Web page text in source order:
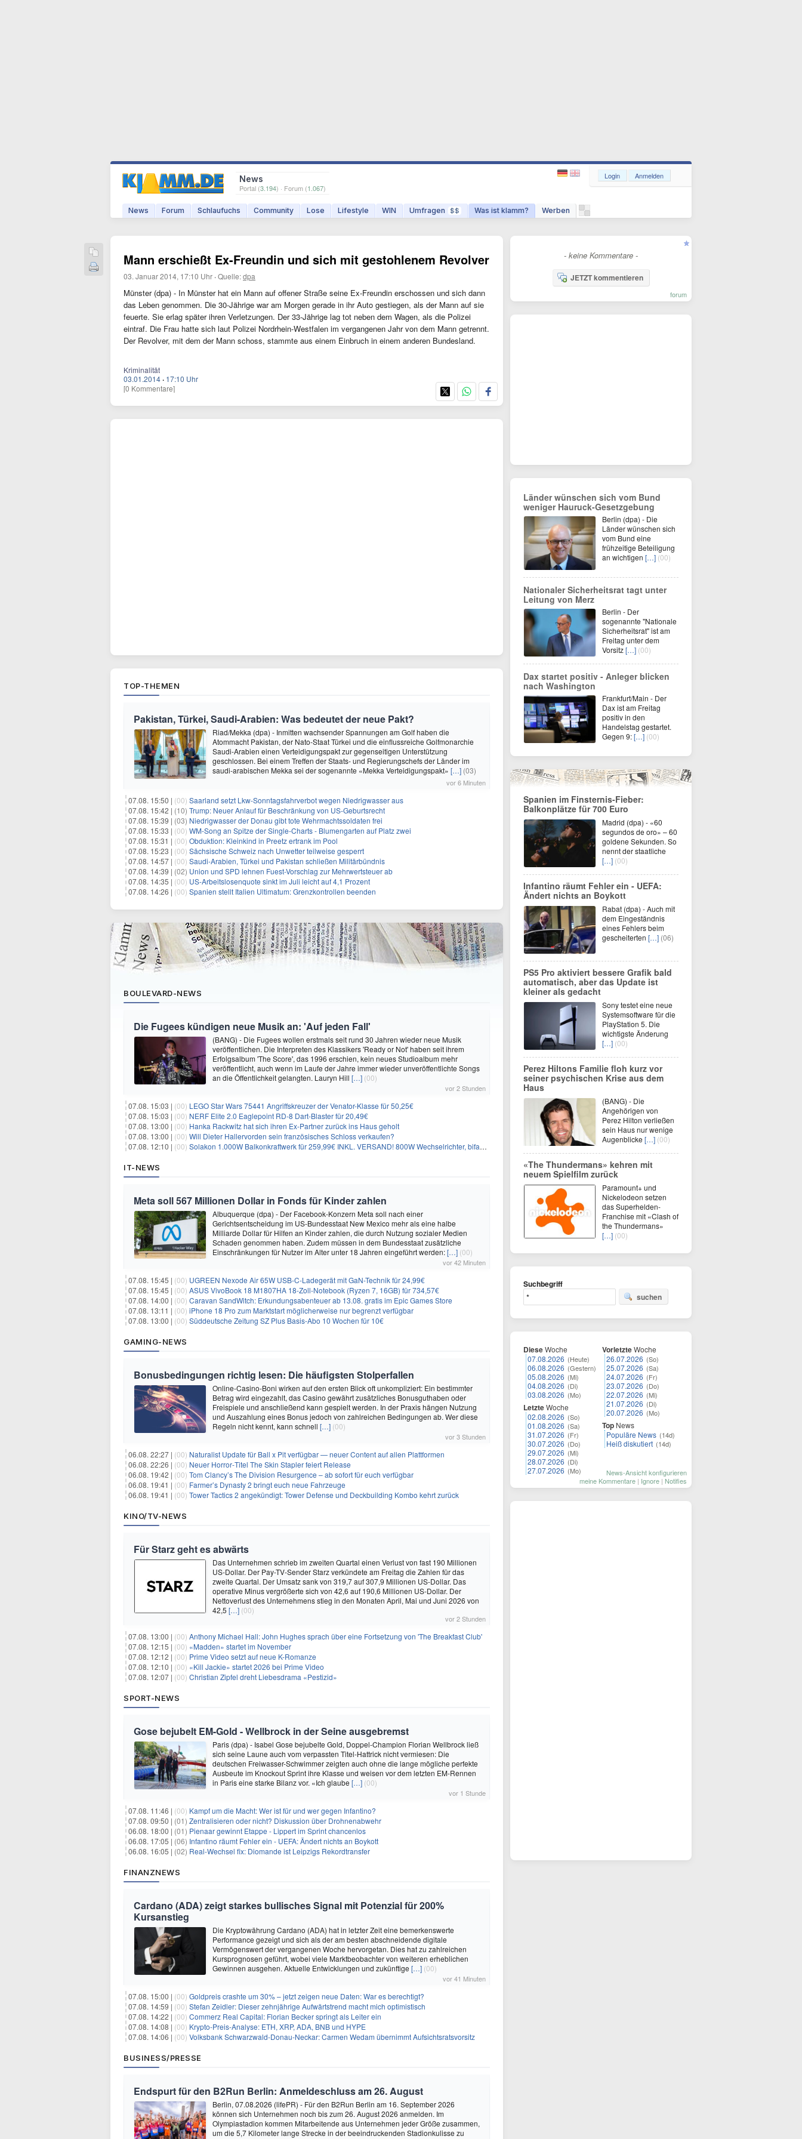
News
Portal (3.194) · Forum (1.067)
News Forum Schlaufuchs Community Lose Lifestyle WIN Umfragen $$ Was ist klamm? Werben
Login Anmelden
Mann erschießt Ex-Freundin und sich mit gestohlenem Revolver
03. Januar 2014, 17:10 Uhr ·Quelle:dpa
Münster (dpa) - In Münster hat ein Mann auf offener Straße seine Ex-Freundin erschossen und sich dann
das Leben genommen. Die 30-Jährige war am Morgen gerade in ihr Auto gestiegen, als der Mann auf sie
feuerte. Sie erlag später ihren Verletzungen. Der 33-Jährige lag tot neben dem Wagen, als die Polizei
eintraf. Die Frau hatte sich laut Polizei Nordrhein-Westfalen im vergangenen Jahr von dem Mann getrennt.
Der Revolver, mit dem der Mann schoss, stammte aus einem Einbruch in einem anderen Bundesland.
Kriminalität
03.01.2014 · 17:10 Uhr
[0 Kommentare]
TOP-THEMEN
Pakistan, Türkei, Saudi-Arabien: Was bedeutet der neue Pakt?
Riad/Mekka (dpa) - Inmitten wachsender Spannungen am Golf haben die
Atommacht Pakistan, der Nato-Staat Türkei und die einflussreiche Golfmonarchie
Saudi-Arabien einen Verteidigungspakt zur gegenseitigen Unterstützung
geschlossen. Bei einem Treffen der Staats- und Regierungschefs der Länder im
saudi-arabischen Mekka sei der sogenannte «Mekka Verteidigungspakt» […] (03)
vor 6 Minuten
07.08. 15:50 | (00) Saarland setzt Lkw-Sonntagsfahrverbot wegen Niedrigwasser aus
07.08. 15:42 | (10) Trump: Neuer Anlauf für Beschränkung von US-Geburtsrecht
07.08. 15:39 | (03) Niedrigwasser der Donau gibt tote Wehrmachtssoldaten frei
07.08. 15:33 | (00) WM-Song an Spitze der Single-Charts - Blumengarten auf Platz zwei
07.08. 15:31 | (00) Obduktion: Kleinkind in Preetz ertrank im Pool
07.08. 15:23 | (00) Sächsische Schweiz nach Unwetter teilweise gesperrt
07.08. 14:57 | (00) Saudi-Arabien, Türkei und Pakistan schließen Militärbündnis
07.08. 14:39 | (02) Union und SPD lehnen Fuest-Vorschlag zur Mehrwertsteuer ab
07.08. 14:35 | (00) US-Arbeitslosenquote sinkt im Juli leicht auf 4,1 Prozent
07.08. 14:26 | (00) Spanien stellt Italien Ultimatum: Grenzkontrollen beenden
BOULEVARD-NEWS
Die Fugees kündigen neue Musik an: 'Auf jeden Fall'
(BANG) - Die Fugees wollen erstmals seit rund 30 Jahren wieder neue Musik
veröffentlichen. Die Interpreten des Klassikers 'Ready or Not' haben seit ihrem
Erfolgsalbum 'The Score', das 1996 erschien, kein neues Studioalbum mehr
veröffentlicht, auch wenn im Laufe der Jahre immer wieder unveröffentlichte Songs
an die Öffentlichkeit gelangten. Lauryn Hill […] (00)
vor 2 Stunden
07.08. 15:03 | (00) LEGO Star Wars 75441 Angriffskreuzer der Venator-Klasse für 50,25€
07.08. 15:03 | (00) NERF Elite 2.0 Eaglepoint RD-8 Dart-Blaster für 20,49€
07.08. 13:00 | (00) Hanka Rackwitz hat sich ihren Ex-Partner zurück ins Haus geholt
07.08. 13:00 | (00) Will Dieter Hallervorden sein französisches Schloss verkaufen?
07.08. 12:10 | (00) Solakon 1.000W Balkonkraftwerk für 259,99€ INKL. VERSAND! 800W Wechselrichter, bifazial
IT-NEWS
Meta soll 567 Millionen Dollar in Fonds für Kinder zahlen
Albuquerque (dpa) - Der Facebook-Konzern Meta soll nach einer
Gerichtsentscheidung im US-Bundesstaat New Mexico mehr als eine halbe
Milliarde Dollar für Hilfen an Kinder zahlen, die durch Nutzung sozialer Medien
Schaden genommen haben. Zudem müssen in dem Bundesstaat zusätzliche
Einschränkungen für Nutzer im Alter unter 18 Jahren eingeführt werden:[…] (00)
vor 42 Minuten
07.08. 15:45 | (00) UGREEN Nexode Air 65W USB-C-Ladegerät mit GaN-Technik für 24,99€
07.08. 15:45 | (00) ASUS VivoBook 18 M1807HA 18-Zoll-Notebook (Ryzen 7, 16GB) für 734,57€
07.08. 14:00 | (00) Caravan SandWitch: Erkundungsabenteuer ab 13.08. gratis im Epic Games Store
07.08. 13:11 | (00) iPhone 18 Pro zum Marktstart möglicherweise nur begrenzt verfügbar
07.08. 13:00 | (00) Süddeutsche Zeitung SZ Plus Basis-Abo 10 Wochen für 10€
GAMING-NEWS
Bonusbedingungen richtig lesen: Die häufigsten Stolperfallen
Online-Casino-Boni wirken auf den ersten Blick oft unkompliziert: Ein bestimmter
Betrag wird eingezahlt, das Casino gewährt zusätzliches Bonusguthaben oder
Freispiele und anschließend kann gespielt werden. In der Praxis hängen Nutzung
und Auszahlung eines Bonus jedoch von zahlreichen Bedingungen ab. Wer diese
Regeln nicht kennt, kann schnell […] (00)
vor 3 Stunden
06.08. 22:27 | (00) Naturalist Update für Ball x Pit verfügbar — neuer Content auf allen Plattformen
06.08. 22:26 | (00) Neuer Horror‑Titel The Skin Stapler feiert Release
06.08. 19:42 | (00) Tom Clancy’s The Division Resurgence – ab sofort für euch verfügbar
06.08. 19:41 | (00) Farmer’s Dynasty 2 bringt euch neue Fahrzeuge
06.08. 19:41 | (00) Tower Tactics 2 angekündigt: Tower Defense und Deckbuilding Kombo kehrt zurück
KINO/TV-NEWS
Für Starz geht es abwärts
Das Unternehmen schrieb im zweiten Quartal einen Verlust von fast 190 Millionen
US-Dollar. Der Pay-TV-Sender Starz verkündete am Freitag die Zahlen für das
zweite Quartal. Der Umsatz sank von 319,7 auf 307,9 Millionen US-Dollar. Das
operative Minus vergrößerte sich von 42,6 auf 190,6 Millionen US-Dollar. Der
Nettoverlust des Unternehmens stieg in den Monaten April, Mai und Juni 2026 von
42,5 […] (00)
vor 2 Stunden
07.08. 13:00 | (00) Anthony Michael Hall: John Hughes sprach über eine Fortsetzung von 'The Breakfast Club'
07.08. 12:15 | (00) «Madden» startet im November
07.08. 12:12 | (00) Prime Video setzt auf neue K-Romanze
07.08. 12:10 | (00) «Kill Jackie» startet 2026 bei Prime Video
07.08. 12:07 | (00) Christian Zipfel dreht Liebesdrama «Pestizid»
SPORT-NEWS
Gose bejubelt EM-Gold - Wellbrock in der Seine ausgebremst
Paris (dpa) - Isabel Gose bejubelte Gold, Doppel-Champion Florian Wellbrock ließ
sich seine Laune auch vom verpassten Titel-Hattrick nicht vermiesen: Die
deutschen Freiwasser-Schwimmer zeigten auch ohne die lange mögliche perfekte
Ausbeute im Knockout Sprint ihre Klasse und weisen vor dem letzten EM-Rennen
in Paris eine starke Bilanz vor. «Ich glaube […] (00)
vor 1 Stunde
07.08. 11:46 | (00) Kampf um die Macht: Wer ist für und wer gegen Infantino?
07.08. 09:50 | (01) Zentralisieren oder nicht? Diskussion über Drohnenabwehr
06.08. 18:00 | (01) Pienaar gewinnt Etappe - Lippert im Sprint chancenlos
06.08. 17:05 | (06) Infantino räumt Fehler ein - UEFA: Ändert nichts an Boykott
06.08. 16:05 | (02) Real-Wechsel fix: Diomande ist Leipzigs Rekordtransfer
FINANZNEWS
Cardano (ADA) zeigt starkes bullisches Signal mit Potenzial für 200%
Kursanstieg
Die Kryptowährung Cardano (ADA) hat in letzter Zeit eine bemerkenswerte
Performance gezeigt und sich als der am besten abschneidende digitale
Vermögenswert der vergangenen Woche hervorgetan. Dies hat zu zahlreichen
Kursprognosen geführt, wobei viele Marktbeobachter von weiteren erheblichen
Gewinnen ausgehen. Aktuelle Entwicklungen und zukünftige […] (00)
vor 41 Minuten
07.08. 15:00 | (00) Goldpreis crashte um 30% – jetzt zeigen neue Daten: War es berechtigt?
07.08. 14:59 | (00) Stefan Zeidler: Dieser zehnjährige Aufwärtstrend macht mich optimistisch
07.08. 14:22 | (00) Commerz Real Capital: Florian Becker springt als Leiter ein
07.08. 14:08 | (00) Krypto-Preis-Analyse: ETH, XRP, ADA, BNB und HYPE
07.08. 14:06 | (00) Volksbank Schwarzwald-Donau-Neckar: Carmen Wedam übernimmt Aufsichtsratsvorsitz
BUSINESS/PRESSE
Endspurt für den B2Run Berlin: Anmeldeschluss am 26. August
Berlin, 07.08.2026 (lifePR) - Für den B2Run Berlin am 16. September 2026
können sich Unternehmen noch bis zum 26. August 2026 anmelden. Im
Olympiastadion kommen Mitarbeitende aus Unternehmen jeder Größe zusammen,
um die 5,7 Kilometer lange Strecke in der beeindruckenden Stadionkulisse zu
- keine Kommentare -
JETZT kommentieren
forum
Länder wünschen sich vom Bund
weniger Hauruck-Gesetzgebung
Berlin (dpa) - Die
Länder wünschen sich
vom Bund eine
frühzeitige Beteiligung
an wichtigen […] (00)
Nationaler Sicherheitsrat tagt unter
Leitung von Merz
Berlin - Der
sogenannte "Nationale
Sicherheitsrat" ist am
Freitag unter dem
Vorsitz[…] (00)
Dax startet positiv - Anleger blicken
nach Washington
Frankfurt/Main - Der
Dax ist am Freitag
positiv in den
Handelstag gestartet.
Gegen 9:[…] (00)
Spanien im Finsternis-Fieber:
Balkonplätze für 700 Euro
Madrid (dpa) - «60
segundos de oro» – 60
goldene Sekunden. So
nennt der staatliche
[…] (00)
Infantino räumt Fehler ein - UEFA:
Ändert nichts an Boykott
Rabat (dpa) - Auch mit
dem Eingeständnis
eines Fehlers beim
gescheiterten […] (06)
PS5 Pro aktiviert bessere Grafik bald
automatisch, aber das Update ist
kleiner als gedacht
Sony testet eine neue
Systemsoftware für die
PlayStation 5. Die
wichtigste Änderung
[…] (00)
Perez Hiltons Familie floh kurz vor
seiner psychischen Krise aus dem
Haus
(BANG) - Die
Angehörigen von
Perez Hilton verließen
sein Haus nur wenige
Augenblicke […] (00)
«The Thundermans» kehren mit
neuem Spielfilm zurück
Paramount+ und
Nickelodeon setzen
das Superhelden-
Franchise mit «Clash of
the Thundermans»
[…] (00)
Suchbegriff
suchen
DieseWoche
07.08.2026 (Heute)
06.08.2026 (Gestern)
05.08.2026 (Mi)
04.08.2026 (Di)
03.08.2026 (Mo)
LetzteWoche
02.08.2026 (So)
01.08.2026 (Sa)
31.07.2026 (Fr)
30.07.2026 (Do)
29.07.2026 (Mi)
28.07.2026 (Di)
27.07.2026 (Mo)
VorletzteWoche
26.07.2026 (So)
25.07.2026 (Sa)
24.07.2026 (Fr)
23.07.2026 (Do)
22.07.2026 (Mi)
21.07.2026 (Di)
20.07.2026 (Mo)
Top News
Populäre News (14d)
Heiß diskutiert (14d)
News-Ansicht konfigurieren
meine Kommentare | Ignore | Notifies